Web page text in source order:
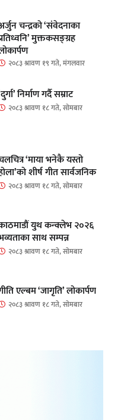
चन्द्रको ‘संवेदनाका
मुक्तकसङ्ग्रह
२०८३ श्रावण १९ गते, मंगलवार
निर्माण गर्दै सम्राट
२०८३ श्रावण १८ गते, सोमबार
‘माया भनेकै यस्तो
शीर्ष गीत सार्वजनिक
२०८३ श्रावण १८ गते, सोमबार
युथ कन्क्लेभ २०२६
साथ सम्पन्न
२०८३ श्रावण १८ गते, सोमबार
एल्बम ‘जागृति’ लोकार्पण
२०८३ श्रावण १८ गते, सोमबार